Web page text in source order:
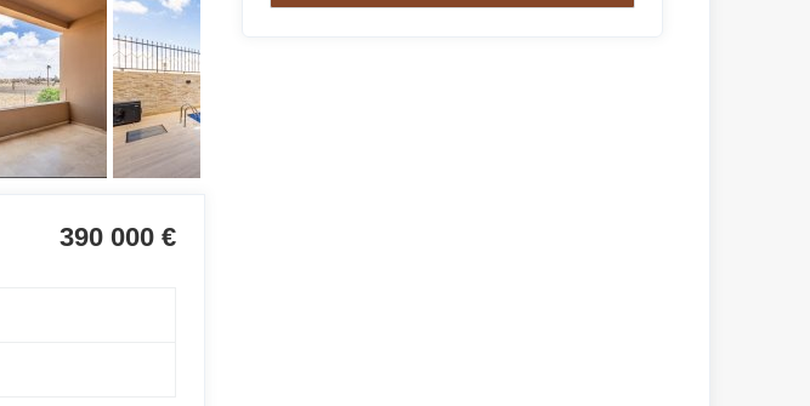
390 000 €